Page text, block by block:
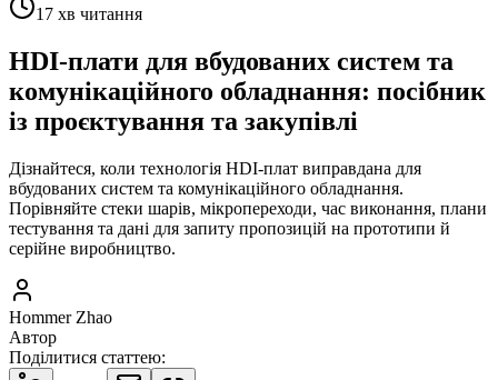
17 хв читання
HDI-плати для вбудованих систем та
комунікаційного обладнання: посібник
із проєктування та закупівлі
Дізнайтеся, коли технологія HDI-плат виправдана для
вбудованих систем та комунікаційного обладнання.
Порівняйте стеки шарів, мікропереходи, час виконання, плани
тестування та дані для запиту пропозицій на прототипи й
серійне виробництво.
Hommer Zhao
Автор
Поділитися статтею: